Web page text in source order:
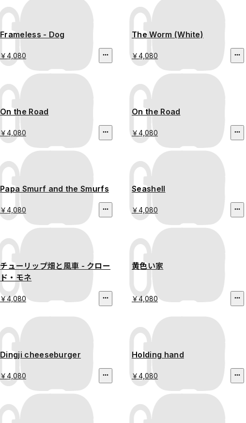
Frameless - Dog
￥4,080
The Worm (White)
￥4,080
On the Road
￥4,080
On the Road
￥4,080
Papa Smurf and the Smurfs
￥4,080
Seashell
￥4,080
チューリップ畑と風車 - クロー
ド・モネ
￥4,080
黄色い家
￥4,080
Dingji cheeseburger
￥4,080
Holding hand
￥4,080